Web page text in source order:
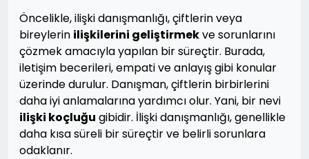
Öncelikle, ilişki danışmanlığı, çiftlerin veya
bireylerin ilişkilerini geliştirmekve sorunlarını
çözmek amacıyla yapılan bir süreçtir. Burada,
iletişim becerileri, empati ve anlayış gibi konular
üzerinde durulur. Danışman, çiftlerin birbirlerini
daha iyi anlamalarına yardımcı olur. Yani, bir nevi
ilişki koçluğu gibidir. İlişki danışmanlığı, genellikle
daha kısa süreli bir süreçtir ve belirli sorunlara
odaklanır.